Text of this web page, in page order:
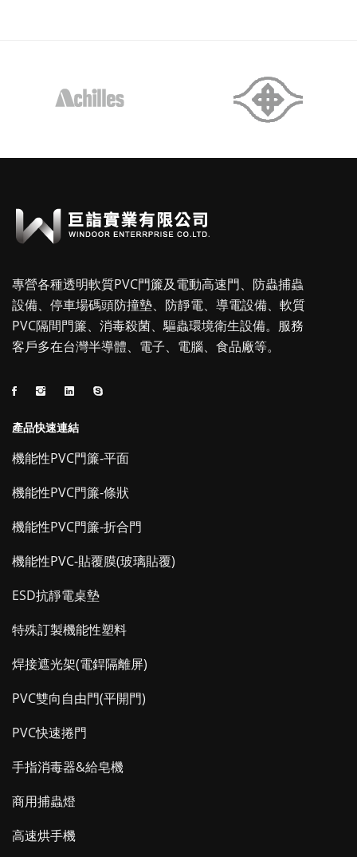
專營各種透明軟質PVC門簾及電動高速門、防蟲捕蟲
設備、停車場碼頭防撞墊、防靜電、導電設備、軟質
PVC隔間門簾、消毒殺菌、驅蟲環境衛生設備。服務
客戶多在台灣半導體、電子、電腦、食品廠等。
產品快速連結
機能性PVC門簾-平面
機能性PVC門簾-條狀
機能性PVC門簾-折合門
機能性PVC-貼覆膜(玻璃貼覆)
ESD抗靜電桌墊
特殊訂製機能性塑料
焊接遮光架(電銲隔離屏)
PVC雙向自由門(平開門)
PVC快速捲門
手指消毒器&給皂機
商用捕蟲燈
高速烘手機